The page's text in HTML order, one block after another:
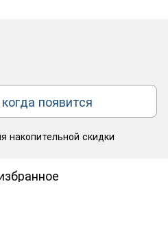
появится
накопительной скидки